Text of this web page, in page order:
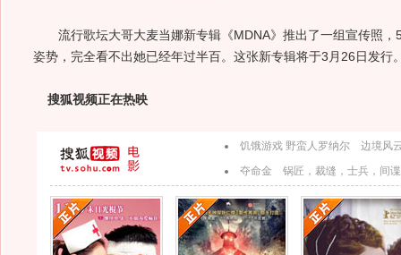
流行歌坛大哥大麦当娜新专辑《MDNA》推出了一组宣传照，
姿势，完全看不出她已经年过半百。这张新专辑将于3月26日发行
搜狐视频正在热映